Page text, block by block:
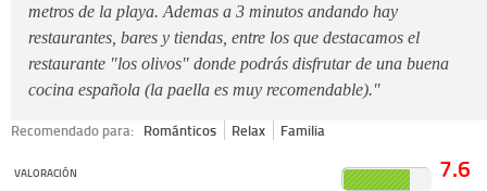
metros de la playa. Ademas a 3 minutos andando hay
restaurantes, bares y tiendas, entre los que destacamos el
restaurante "los olivos" donde podrás disfrutar de una buena
cocina española (la paella es muy recomendable)."
Recomendado para: Románticos Relax Familia
VALORACIÓN 7.6